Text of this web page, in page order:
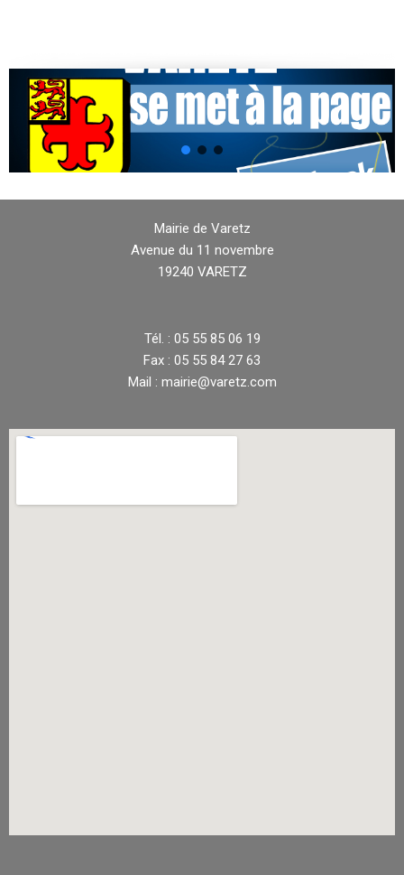
Mairie de Varetz
Avenue du 11 novembre
19240 VARETZ
Tél. : 05 55 85 06 19
Fax : 05 55 84 27 63
Mail : mairie@varetz.com